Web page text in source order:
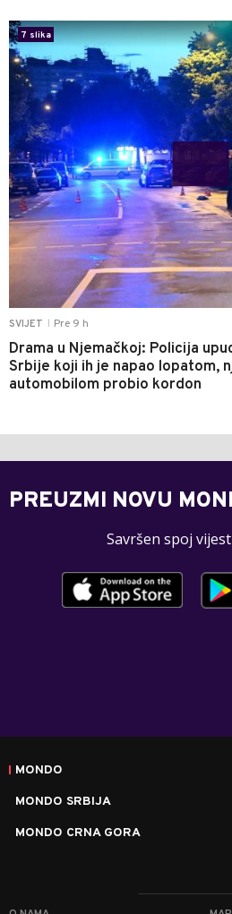
SVIJET Pre 9 h
Drama u Njemačkoj: Policija
Srbije koji ih je napao lopatom,
automobilom probio kordon
7 slika
PREUZMI NOVU
Savršen spoj
MONDO
MONDO SRBIJA
MONDO CRNA GORA